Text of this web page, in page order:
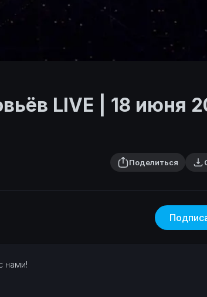
LIVE | 18 июня
Поделиться
нами!